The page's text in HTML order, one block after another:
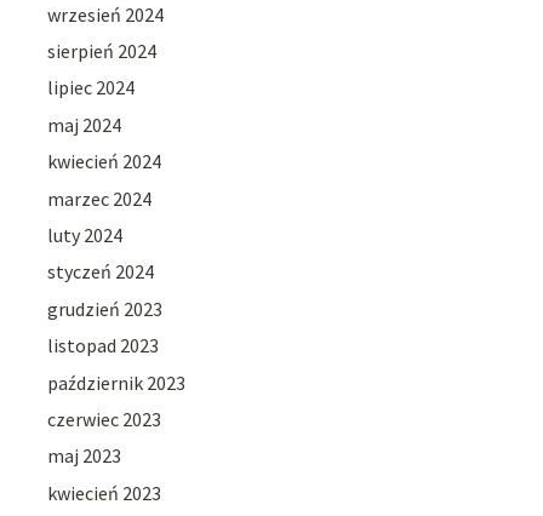
wrzesień 2024
sierpień 2024
lipiec 2024
maj 2024
kwiecień 2024
marzec 2024
luty 2024
styczeń 2024
grudzień 2023
listopad 2023
październik 2023
czerwiec 2023
maj 2023
kwiecień 2023